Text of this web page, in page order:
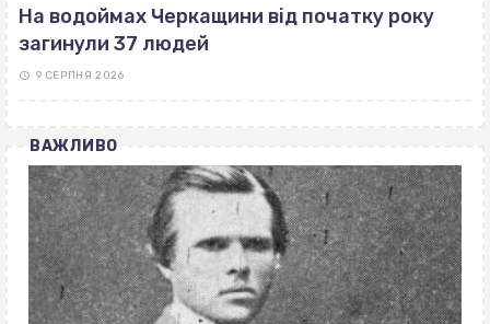
На водоймах Черкащини від початку року
загинули 37 людей
9 СЕРПНЯ 2026
ВАЖЛИВО